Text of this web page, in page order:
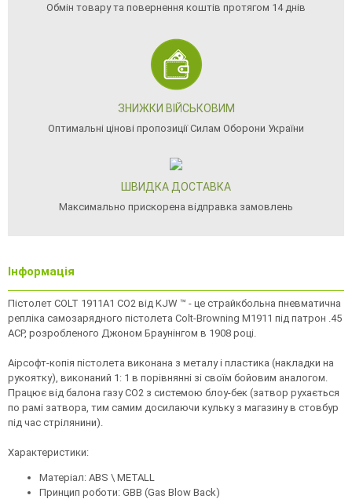
Обмін товару та повернення коштів протягом 14 днів
ЗНИЖКИ ВІЙСЬКОВИМ
Оптимальні цінові пропозиції Силам Оборони України
ШВИДКА ДОСТАВКА
Максимально прискорена відправка замовлень
Інформація
Пістолет COLT 1911A1 CO2 від KJW ™ - це страйкбольна пневматична
репліка самозарядного пістолета Colt-Browning M1911 під патрон .45
ACP, розробленого Джоном Браунінгом в 1908 році.
Аірсофт-копія пістолета виконана з металу і пластика (накладки на
рукоятку), виконаний 1: 1 в порівнянні зі своїм бойовим аналогом.
Працює від балона газу CO2 з системою блоу-бек (затвор рухається
по рамі затвора, тим самим досилаючи кульку з магазину в стовбур
під час стрілянини).
Характеристики:
Матеріал: ABS \ METALL
Принцип роботи: GBB (Gas Blow Back)